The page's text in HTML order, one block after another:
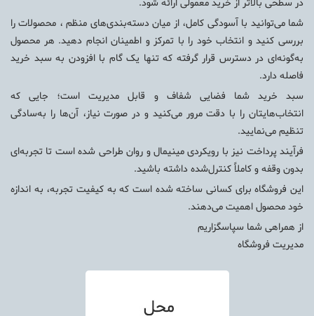
در سطحی بالاتر از خرید معمولی ارائه شود.
شما می‌توانید با آسودگی کامل، از میان دسته‌بندی‌های منظم ، محصولات را
بررسی کنید و انتخاب خود را با تمرکز و اطمینان انجام دهید. هر محصول
به‌گونه‌ای در دسترس قرار گرفته که تنها یک گام با افزودن به سبد خرید
فاصله دارد.
سبد خرید شما فضایی شفاف و قابل مدیریت است؛ جایی که
انتخاب‌هایتان را با دقت مرور می‌کنید و در صورت نیاز، آن‌ها را به‌سادگی
تنظیم می‌نمایید.
فرآیند پرداخت نیز با رویکردی مینیمال و روان طراحی شده است تا تجربه‌ای
بدون وقفه و کاملاً کنترل‌شده داشته باشید.
این فروشگاه برای کسانی ساخته شده است که به کیفیت تجربه، به اندازه
خود محصول اهمیت می‌دهند.
از همراهی شما سپاسگزاریم
مدیریت فروشگاه